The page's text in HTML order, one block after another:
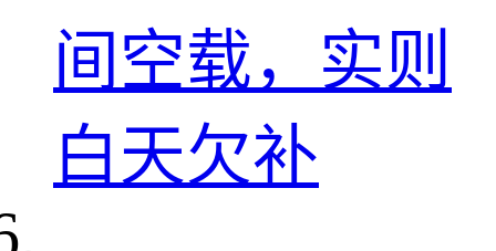
间空载，实则
白天欠补